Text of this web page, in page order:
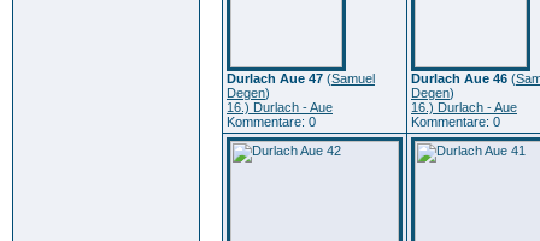
Durlach Aue 47 (Samuel
Degen)
16.) Durlach - Aue
Kommentare: 0
Durlach Aue 46 (
Degen)
16.) Durlach - Aue
Kommentare: 0